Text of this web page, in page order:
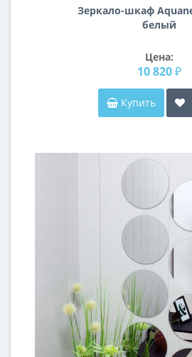
Зеркало-шкаф
белый
Цена:
10 820 ₽
Купить